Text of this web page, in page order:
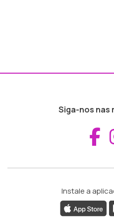
Siga-nos nas
Instale a